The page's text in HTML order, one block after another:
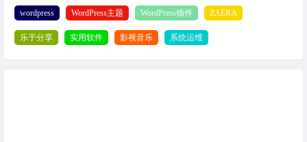
wordpress WordPress主题 WordPress插件 ZAERA
乐于分享 实用软件 影视音乐 系统运维